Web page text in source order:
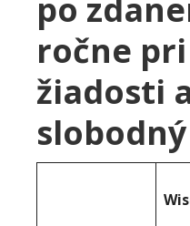
po
ročne
žiadosti
slobodný